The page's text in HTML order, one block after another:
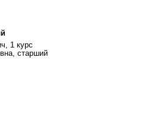
1 курс
старший